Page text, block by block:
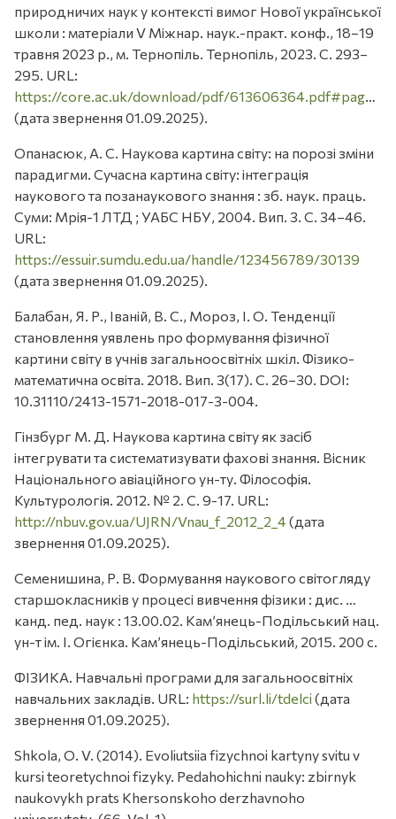
природничих наук у контексті вимог Нової української
школи : матеріали V Міжнар. наук.-практ. конф., 18–19
травня 2023 р., м. Тернопіль. Тернопіль, 2023. С. 293–
295. URL:
https://core.ac.uk/download/pdf/613606364.pdf#page=293
(дата звернення 01.09.2025).
Опанасюк, А. С. Наукова картина світу: на порозі зміни
парадигми. Сучасна картина світу: інтеграція
наукового та позанаукового знання : зб. наук. праць.
Суми: Мрія-1 ЛТД ; УАБС НБУ, 2004. Вип. 3. С. 34–46.
URL:
https://essuir.sumdu.edu.ua/handle/123456789/30139
(дата звернення 01.09.2025).
Балабан, Я. Р., Іваній, В. С., Мороз, І. О. Тенденції
становлення уявлень про формування фізичної
картини світу в учнів загальноосвітніх шкіл. Фізико-
математична освіта. 2018. Вип. 3(17). С. 26–30. DOI:
10.31110/2413-1571-2018-017-3-004.
Гінзбург М. Д. Наукова картина світу як засіб
інтегрувати та систематизувати фахові знання. Вісник
Національного авіаційного ун-ту. Філософія.
Культурологія. 2012. № 2. С. 9-17. URL:
http://nbuv.gov.ua/UJRN/Vnau_f_2012_2_4(дата
звернення 01.09.2025).
Семенишина, Р. В. Формування наукового світогляду
старшокласників у процесі вивчення фізики : дис. …
канд. пед. наук : 13.00.02. Кам’янець-Подільський нац.
ун-т ім. І. Огієнка. Кам’янець-Подільський, 2015. 200 с.
ФІЗИКА. Навчальні програми для загальноосвітніх
навчальних закладів. URL: https://surl.li/tdelci (дата
звернення 01.09.2025).
Shkola, O. V. (2014). Evoliutsiia fizychnoi kartyny svitu v
kursi teoretychnoi fizyky. Pedahohichni nauky: zbirnyk
naukovykh prats Khersonskoho derzhavnoho